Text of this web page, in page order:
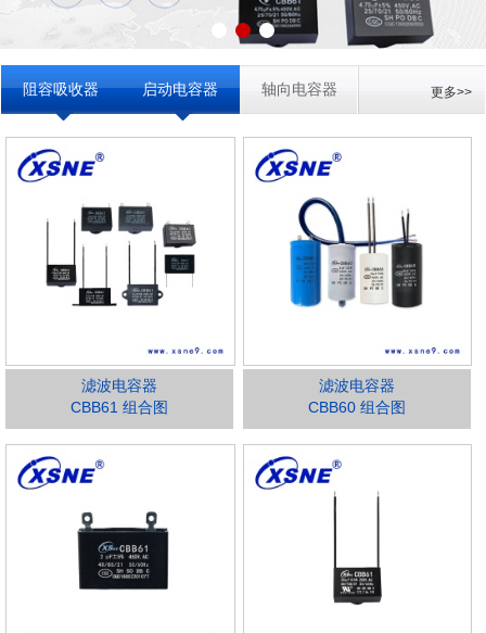
阻容吸收器 启动电容器 轴向电容器 更多>>
滤波电容器
CBB61 组合图
滤波电容器
CBB60 组合图